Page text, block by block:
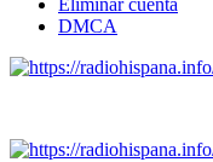
Eliminar cuenta
DMCA